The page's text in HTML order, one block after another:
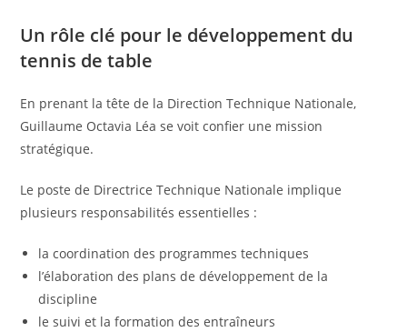
Un rôle clé pour le développement du
tennis de table
En prenant la tête de la Direction Technique Nationale,
Guillaume Octavia Léa se voit confier une mission
stratégique.
Le poste de Directrice Technique Nationale implique
plusieurs responsabilités essentielles :
la coordination des programmes techniques
l’élaboration des plans de développement de la
discipline
le suivi et la formation des entraîneurs